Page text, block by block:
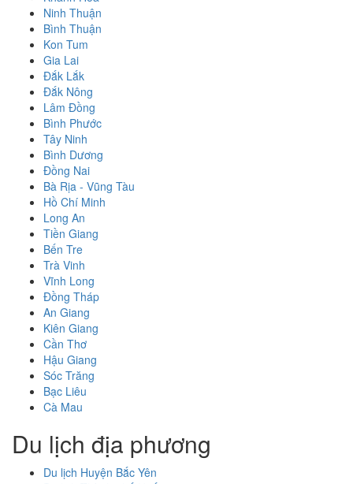
Ninh Thuận
Bình Thuận
Kon Tum
Gia Lai
Đắk Lắk
Đắk Nông
Lâm Đồng
Bình Phước
Tây Ninh
Bình Dương
Đồng Nai
Bà Rịa - Vũng Tàu
Hồ Chí Minh
Long An
Tiền Giang
Bến Tre
Trà Vinh
Vĩnh Long
Đồng Tháp
An Giang
Kiên Giang
Cần Thơ
Hậu Giang
Sóc Trăng
Bạc Liêu
Cà Mau
Du lịch địa phương
Du lịch Huyện Bắc Yên